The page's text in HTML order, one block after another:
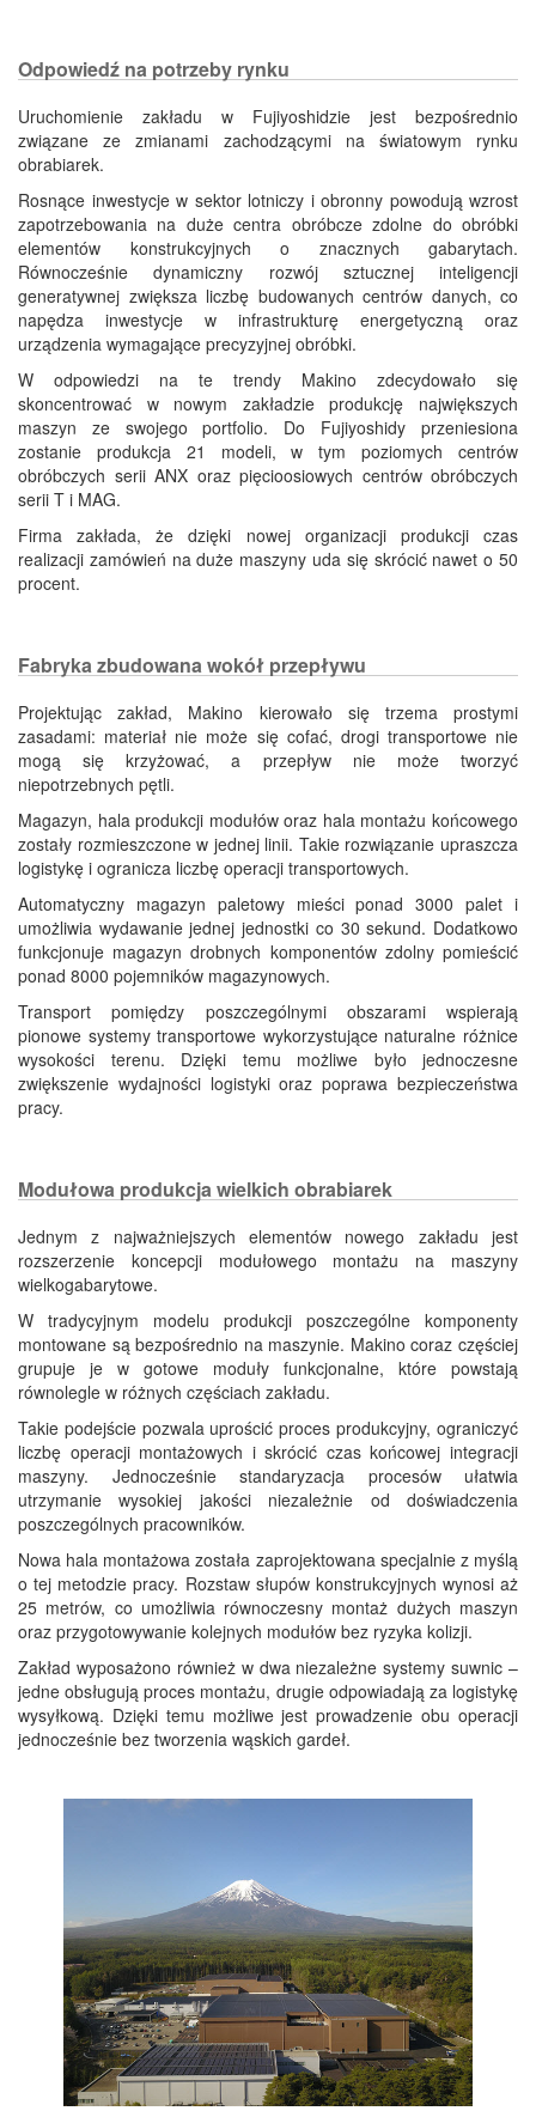
Odpowiedź na potrzeby rynku
Uruchomienie zakładu w Fujiyoshidzie jest bezpośrednio
związane ze zmianami zachodzącymi na światowym rynku
obrabiarek.
Rosnące inwestycje w sektor lotniczy i obronny powodują wzrost
zapotrzebowania na duże centra obróbcze zdolne do obróbki
elementów konstrukcyjnych o znacznych gabarytach.
Równocześnie dynamiczny rozwój sztucznej inteligencji
generatywnej zwiększa liczbę budowanych centrów danych, co
napędza inwestycje w infrastrukturę energetyczną oraz
urządzenia wymagające precyzyjnej obróbki.
W odpowiedzi na te trendy Makino zdecydowało się
skoncentrować w nowym zakładzie produkcję największych
maszyn ze swojego portfolio. Do Fujiyoshidy przeniesiona
zostanie produkcja 21 modeli, w tym poziomych centrów
obróbczych serii ANX oraz pięcioosiowych centrów obróbczych
serii T i MAG.
Firma zakłada, że dzięki nowej organizacji produkcji czas
realizacji zamówień na duże maszyny uda się skrócić nawet o 50
procent.
Fabryka zbudowana wokół przepływu
Projektując zakład, Makino kierowało się trzema prostymi
zasadami: materiał nie może się cofać, drogi transportowe nie
mogą się krzyżować, a przepływ nie może tworzyć
niepotrzebnych pętli.
Magazyn, hala produkcji modułów oraz hala montażu końcowego
zostały rozmieszczone w jednej linii. Takie rozwiązanie upraszcza
logistykę i ogranicza liczbę operacji transportowych.
Automatyczny magazyn paletowy mieści ponad 3000 palet i
umożliwia wydawanie jednej jednostki co 30 sekund. Dodatkowo
funkcjonuje magazyn drobnych komponentów zdolny pomieścić
ponad 8000 pojemników magazynowych.
Transport pomiędzy poszczególnymi obszarami wspierają
pionowe systemy transportowe wykorzystujące naturalne różnice
wysokości terenu. Dzięki temu możliwe było jednoczesne
zwiększenie wydajności logistyki oraz poprawa bezpieczeństwa
pracy.
Modułowa produkcja wielkich obrabiarek
Jednym z najważniejszych elementów nowego zakładu jest
rozszerzenie koncepcji modułowego montażu na maszyny
wielkogabarytowe.
W tradycyjnym modelu produkcji poszczególne komponenty
montowane są bezpośrednio na maszynie. Makino coraz częściej
grupuje je w gotowe moduły funkcjonalne, które powstają
równolegle w różnych częściach zakładu.
Takie podejście pozwala uprościć proces produkcyjny, ograniczyć
liczbę operacji montażowych i skrócić czas końcowej integracji
maszyny. Jednocześnie standaryzacja procesów ułatwia
utrzymanie wysokiej jakości niezależnie od doświadczenia
poszczególnych pracowników.
Nowa hala montażowa została zaprojektowana specjalnie z myślą
o tej metodzie pracy. Rozstaw słupów konstrukcyjnych wynosi aż
25 metrów, co umożliwia równoczesny montaż dużych maszyn
oraz przygotowywanie kolejnych modułów bez ryzyka kolizji.
Zakład wyposażono również w dwa niezależne systemy suwnic –
jedne obsługują proces montażu, drugie odpowiadają za logistykę
wysyłkową. Dzięki temu możliwe jest prowadzenie obu operacji
jednocześnie bez tworzenia wąskich gardeł.